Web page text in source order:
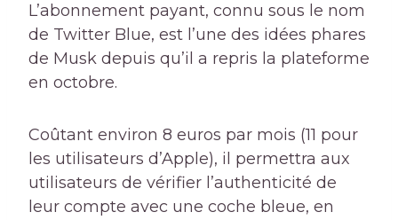
L’abonnement payant, connu sous le nom
de Twitter Blue, est l’une des idées phares
de Musk depuis qu’il a repris la plateforme
en octobre.
Coûtant environ 8 euros par mois (11 pour
les utilisateurs d’Apple), il permettra aux
utilisateurs de vérifier l’authenticité de
leur compte avec une coche bleue, en